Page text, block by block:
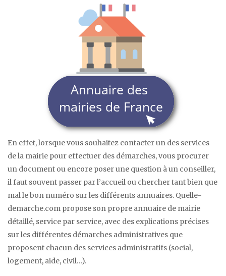
En effet, lorsque vous souhaitez contacter un des services
de la mairie pour effectuer des démarches, vous procurer
un document ou encore poser une question à un conseiller,
il faut souvent passer par l’accueil ou chercher tant bien que
mal le bon numéro sur les différents annuaires. Quelle-
demarche.com propose son propre annuaire de mairie
détaillé, service par service, avec des explications précises
sur les différentes démarches administratives que
proposent chacun des services administratifs (social,
logement, aide, civil…).